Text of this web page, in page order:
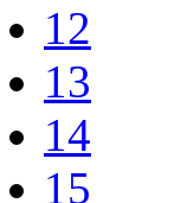
12
13
14
15